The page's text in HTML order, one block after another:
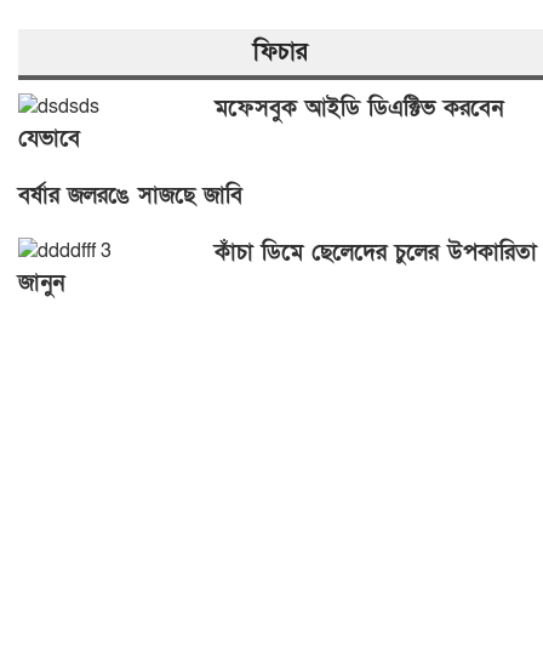
ফিচার
মফেসবুক আইডি ডিএক্টিভ করবেন
যেভাবে
বর্ষার জলরঙে সাজছে জাবি
কাঁচা ডিমে ছেলেদের চুলের উপকারিতা
জানুন